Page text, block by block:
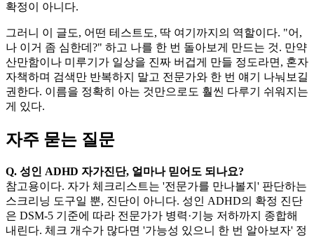
확정이 아니다.
그러니 이 글도, 어떤 테스트도, 딱 여기까지의 역할이다. "어,
나 이거 좀 심한데?" 하고 나를 한 번 돌아보게 만드는 것. 만약
산만함이나 미루기가 일상을 진짜 버겁게 만들 정도라면, 혼자
자책하며 검색만 반복하지 말고 전문가와 한 번 얘기 나눠보길
권한다. 이름을 정확히 아는 것만으로도 훨씬 다루기 쉬워지는
게 있다.
자주 묻는 질문
Q. 성인 ADHD 자가진단, 얼마나 믿어도 되나요?
참고용이다. 자가 체크리스트는 '전문가를 만나볼지' 판단하는
스크리닝 도구일 뿐, 진단이 아니다. 성인 ADHD의 확정 진단
은 DSM-5 기준에 따라 전문가가 병력·기능 저하까지 종합해
내린다. 체크 개수가 많다면 '가능성 있으니 한 번 알아보자' 정